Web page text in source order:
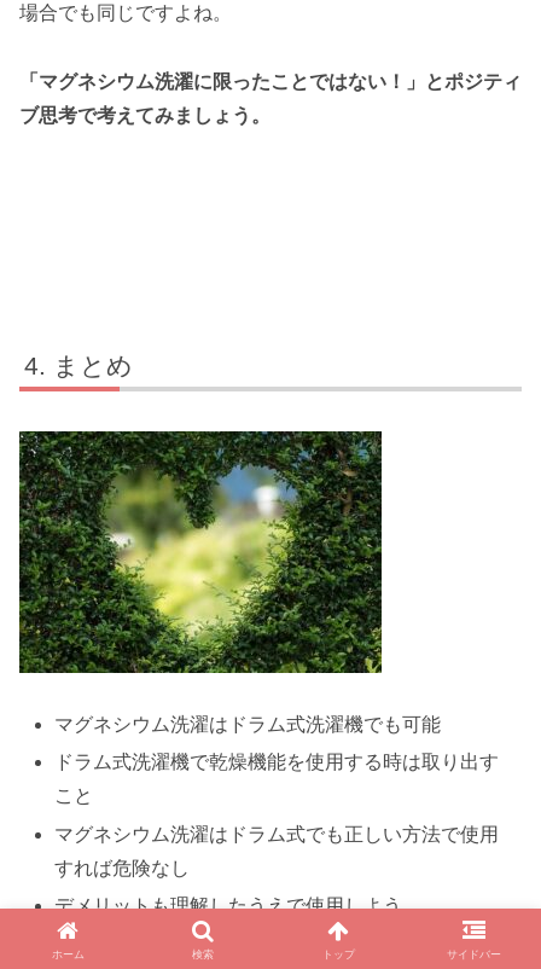
場合でも同じですよね。
「マグネシウム洗濯に限ったことではない！」とポジティ
ブ思考で考えてみましょう。
まとめ
マグネシウム洗濯はドラム式洗濯機でも可能
ドラム式洗濯機で乾燥機能を使用する時は取り出す
こと
マグネシウム洗濯はドラム式でも正しい方法で使用
すれば危険なし
デメリットも理解したうえで使用しよう
ホーム 検索 トップ サイドバー